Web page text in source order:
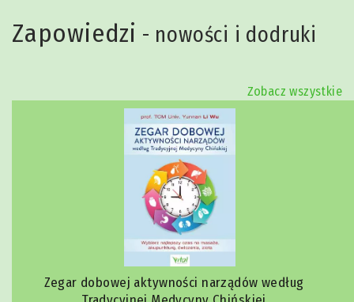
Zapowiedzi - nowości i dodruki
Zobacz wszystkie
Zegar dobowej aktywności narządów według